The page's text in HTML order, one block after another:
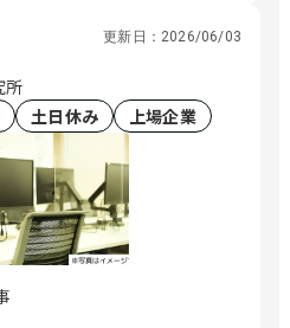
万博記念公園、研究学園、さ
心、与野、北与野、水天宮
伏見、北浜、赤坂
更新日： 2026/06/03
所
土日休み 上場企業